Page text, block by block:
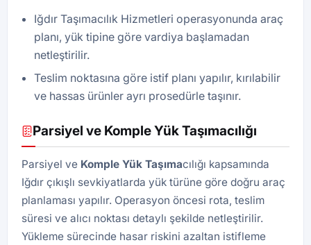
Iğdır Taşımacılık Hizmetleri operasyonunda araç
planı, yük tipine göre vardiya başlamadan
netleştirilir.
Teslim noktasına göre istif planı yapılır, kırılabilir
ve hassas ürünler ayrı prosedürle taşınır.
Parsiyel ve Komple Yük Taşımacılığı
Parsiyel ve Komple Yük Taşımacılığı kapsamında
Iğdır çıkışlı sevkiyatlarda yük türüne göre doğru araç
planlaması yapılır. Operasyon öncesi rota, teslim
süresi ve alıcı noktası detaylı şekilde netleştirilir.
Yükleme sürecinde hasar riskini azaltan istifleme